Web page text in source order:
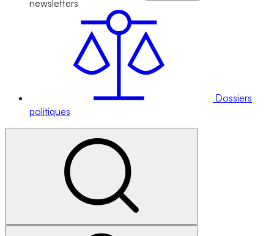
newsletters
Dossiers
politiques